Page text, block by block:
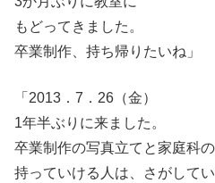
もどってきました。
卒業制作、持ち帰りたいね」
「2013．7．26（金）
1年半ぶりに来ました。
卒業制作の写真立てと家庭科
持っていける人は、さがしてい